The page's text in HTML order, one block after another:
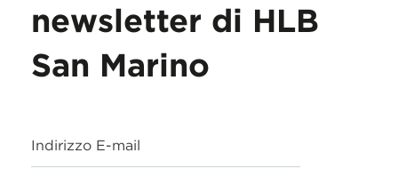
newsletter di HLB
San Marino
Indirizzo E-mail